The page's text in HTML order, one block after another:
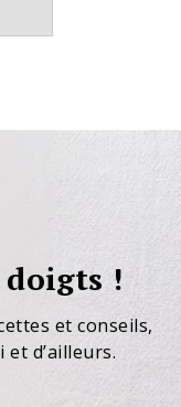
!
et conseils,
d’ailleurs.